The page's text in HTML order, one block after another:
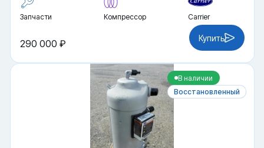
Запчасти Компрессор Carrier
290 000 ₽ Купить
В наличии
Восстановленный